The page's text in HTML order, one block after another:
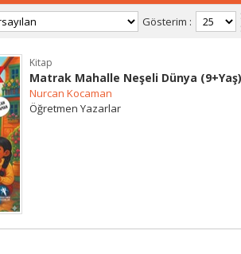
Gösterim :
Kitap
Matrak Mahalle Neşeli Dünya (9+Yaş)
Nurcan Kocaman
Öğretmen Yazarlar